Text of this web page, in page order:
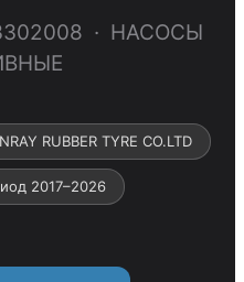
· НАСОСЫ
RUBBER TYRE CO.LTD
2017–2026